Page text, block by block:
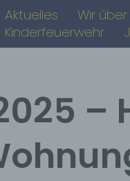
Aktuelles Wir
Kinderfeuerwehr
–